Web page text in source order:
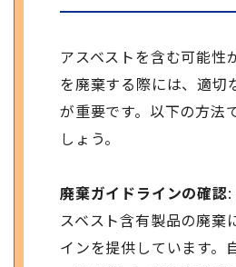
アスベストを含む可能性
を廃棄する際には、適切
が重要です。以下の方法
しょう。
廃棄ガイドラインの確認
スベスト含有製品の廃棄
インを提供しています。